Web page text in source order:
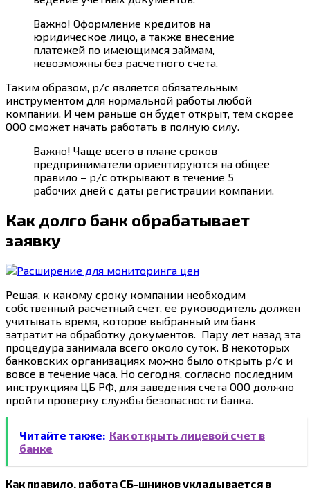
Важно! Оформление кредитов на
юридическое лицо, а также внесение
платежей по имеющимся займам,
невозможны без расчетного счета.
Таким образом, р/с является обязательным
инструментом для нормальной работы любой
компании. И чем раньше он будет открыт, тем скорее
ООО сможет начать работать в полную силу.
Важно! Чаще всего в плане сроков
предприниматели ориентируются на общее
правило – р/с открывают в течение 5
рабочих дней с даты регистрации компании.
Как долго банк обрабатывает
заявку
Решая, к какому сроку компании необходим
собственный расчетный счет, ее руководитель должен
учитывать время, которое выбранный им банк
затратит на обработку документов. Пару лет назад эта
процедура занимала всего около суток. В некоторых
банковских организациях можно было открыть р/с и
вовсе в течение часа. Но сегодня, согласно последним
инструкциям ЦБ РФ, для заведения счета ООО должно
пройти проверку службы безопасности банка.
Читайте также: Как открыть лицевой счет в
банке
Как правило, работа СБ-шников укладывается в